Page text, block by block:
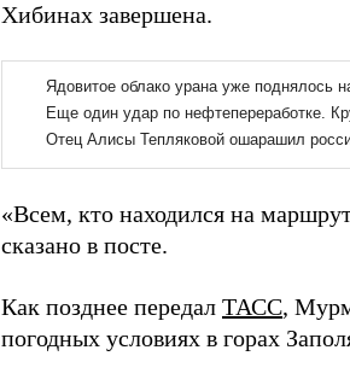
Хибинах завершена.
«Всем, кто находился на
сказано в посте.
Как позднее передал ТАСС,
погодных условиях в горах